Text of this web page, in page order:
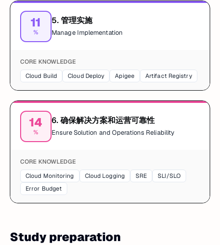
11
%
5. 管理实施
Manage Implementation
CORE KNOWLEDGE
Cloud Build
Cloud Deploy Apigee Artifact Registry
14
%
6. 确保解决方案和运营可靠性
Ensure Solution and Operations Reliability
CORE KNOWLEDGE
Cloud Monitoring
Cloud Logging SRE
SLI/SLO
Error Budget
Study preparation